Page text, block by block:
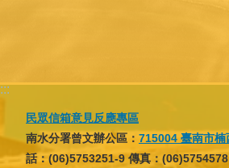
:::
民眾信箱意見反應專區
南水分署曾文辦公區： 715004 臺南市
話：(06)5753251-9 傳真：(06)5754578